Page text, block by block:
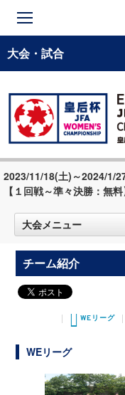
大会・試合
2023/11/18(土)～2024/1/
【１回戦～準々決勝：無料
大会メニュー
チーム紹介
WEリーグ
WEリーグ